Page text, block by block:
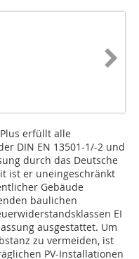
erfüllt alle
DIN EN 13501-1/-2 und
durch das Deutsche
ist er uneingeschränkt
Gebäude
baulichen
EI
ausgestattet. Um
zu vermeiden, ist
PV-Installa­tionen